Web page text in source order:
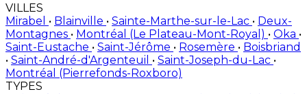
VILLES
Mirabel • Blainville • Sainte-Marthe-sur-le-Lac • Deux-
Montagnes • Montréal (Le Plateau-Mont-Royal) • Oka •
Saint-Eustache • Saint-Jérôme • Rosemère • Boisbriand
• Saint-André-d'Argenteuil • Saint-Joseph-du-Lac •
Montréal (Pierrefonds-Roxboro)
TYPES